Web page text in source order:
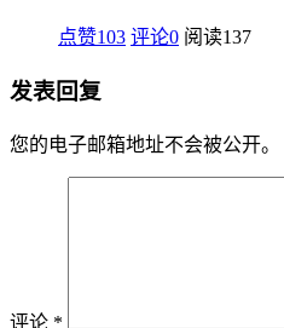
点赞103 评论0 阅读137
发表回复
您的电子邮箱地址不会被公开。
评论 *